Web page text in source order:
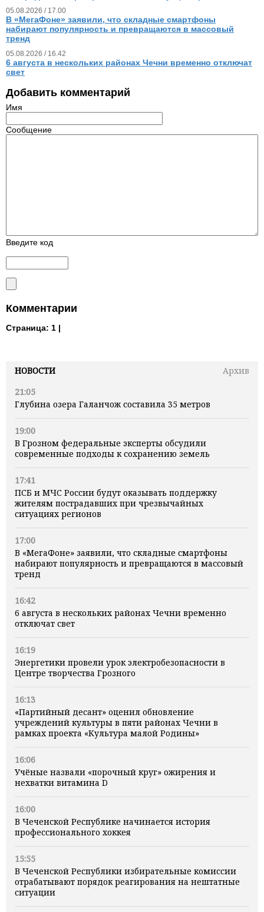
НОВОСТИ
Архив
21:05
Глубина озера Галанчож составила 35 метров
19:00
В Грозном федеральные эксперты обсудили
современные подходы к сохранению земель
17:41
ПСБ и МЧС России будут оказывать поддержку
жителям пострадавших при чрезвычайных
ситуациях регионов
17:00
В «МегаФоне» заявили, что складные смартфоны
набирают популярность и превращаются в массовый
тренд
16:42
6 августа в нескольких районах Чечни временно
отключат свет
16:19
Энергетики провели урок электробезопасности в
Центре творчества Грозного
16:13
«Партийный десант» оценил обновление
учреждений культуры в пяти районах Чечни в
рамках проекта «Культура малой Родины»
16:06
Учёные назвали «порочный круг» ожирения и
нехватки витамина D
16:00
В Чеченской Республике начинается история
профессионального хоккея
15:55
В Чеченской Республики избирательные комиссии
отрабатывают порядок реагирования на нештатные
ситуации
05.08.2026 / 17.00
В «МегаФоне» заявили, что складные смартфоны
набирают популярность и превращаются в массовый
тренд
05.08.2026 / 16.42
6 августа в нескольких районах Чечни временно отключат
свет
Добавить комментарий
Имя
Сообщение
Введите код
Комментарии
Страница: 1 |